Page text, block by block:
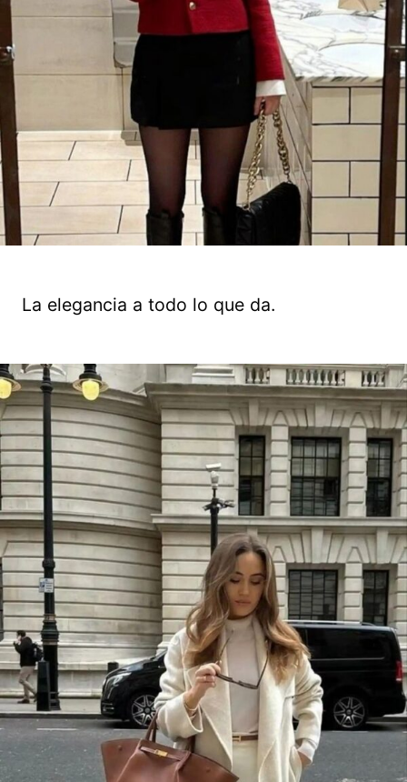
La elegancia a todo lo que da.